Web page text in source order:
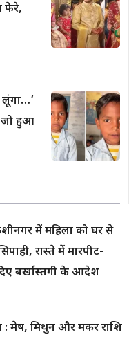
फेरे,
जो हुआ
में महिला को घर से
रास्ते में मारपीट-
बर्खास्तगी के आदेश
मेष, मिथुन और मकर राशि